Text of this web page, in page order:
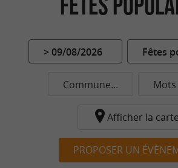
> 09/08/2026 Fêtes
Commune... Mots
Afficher la carte
PROPOSER UN